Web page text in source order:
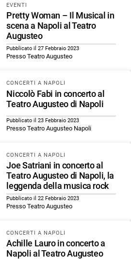
EVENTI
Pretty Woman – Il Musical in
scena a Napoli al Teatro
Augusteo
Pubblicato il 27 Febbraio 2023
Presso Teatro Augusteo
CONCERTI A NAPOLI
Niccolò Fabi in concerto al
Teatro Augusteo di Napoli
Pubblicato il 23 Febbraio 2023
Presso Teatro Augusteo Napoli
CONCERTI A NAPOLI
Joe Satriani in concerto al
Teatro Augusteo di Napoli, la
leggenda della musica rock
Pubblicato il 22 Febbraio 2023
Presso Teatro Augusteo
CONCERTI A NAPOLI
Achille Lauro in concerto a
Napoli al Teatro Augusteo